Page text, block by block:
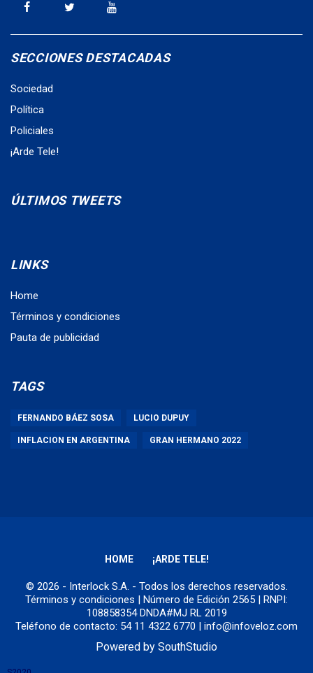
SECCIONES DESTACADAS
Sociedad
Política
Policiales
¡Arde Tele!
ÚLTIMOS TWEETS
LINKS
Home
Términos y condiciones
Pauta de publicidad
TAGS
FERNANDO BÁEZ SOSA LUCIO DUPUY
INFLACION EN ARGENTINA GRAN HERMANO 2022
HOME ¡ARDE TELE!
© 2026 - Interlock S.A. - Todos los derechos reservados.
Términos y condiciones | Número de Edición 2565 | RNPI:
108858354 DNDA#MJ RL 2019
Teléfono de contacto: 54 11 4322 6770 | info@infoveloz.com
Powered by SouthStudio